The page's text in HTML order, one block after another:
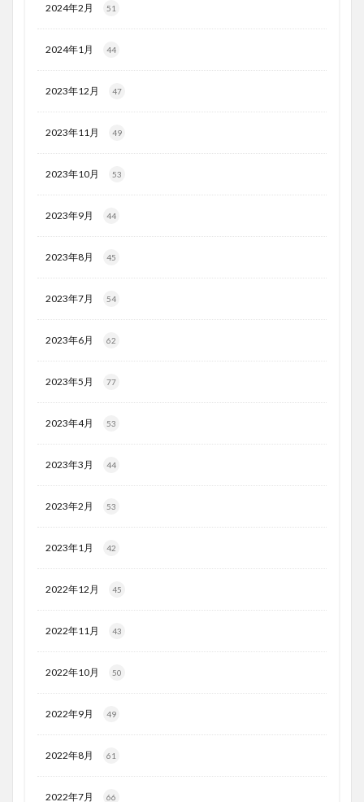
2024年2月 51
2024年1月 44
2023年12月 47
2023年11月 49
2023年10月 53
2023年9月 44
2023年8月 45
2023年7月 54
2023年6月 62
2023年5月 77
2023年4月 53
2023年3月 44
2023年2月 53
2023年1月 42
2022年12月 45
2022年11月 43
2022年10月 50
2022年9月 49
2022年8月 61
2022年7月 66